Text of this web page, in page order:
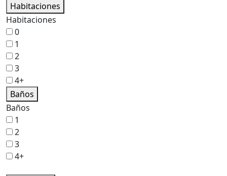
Habitaciones
Habitaciones
0
1
2
3
4+
Baños
Baños
1
2
3
4+